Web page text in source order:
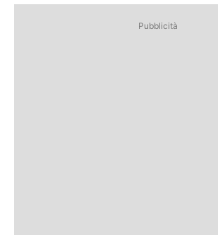
Pubblicità